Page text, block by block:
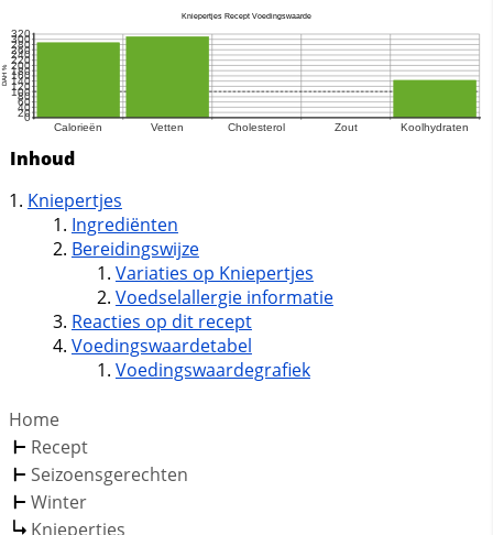
Inhoud
Kniepertjes
Ingrediënten
Bereidingswijze
Variaties op Kniepertjes
Voedselallergie informatie
Reacties op dit recept
Voedingswaardetabel
Voedingswaardegrafiek
Home
Recept
Seizoensgerechten
Winter
Kniepertjes